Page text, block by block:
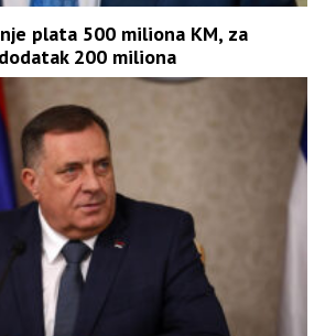
plata 500 miliona KM, za
200 miliona